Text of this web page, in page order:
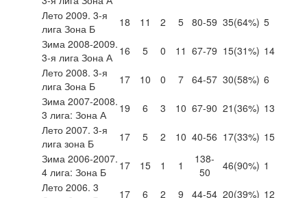
Лето 2009. 3-я
лига Зона Б
18 11 2 5 80-59 35(64%) 5
Зима 2008-2009.
3-я лига Зона А 16 5 0 11 67-79 15(31%) 14
Лето 2008. 3-я
лига Зона Б
17 10 0 7 64-57 30(58%) 6
Зима 2007-2008.
3 лига: Зона А
19 6 3 10 67-90 21 (36%) 13
Лето 2007. 3-я
лига зона Б
17 5 2 10 40-56 17(33%) 15
Зима 2006-2007.
4 лига: Зона Б
17 15 1 1
138-
50
46(90%) 1
Лето 2006. 3
17 6 2 9 44-54 20(39%) 12